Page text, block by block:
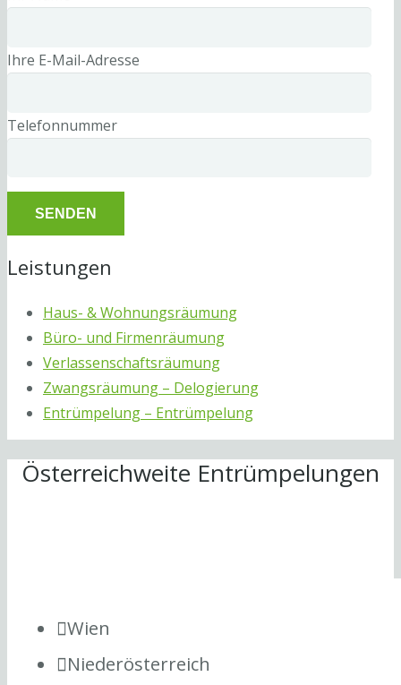
Ihre E-Mail-Adresse
Telefonnummer
Leistungen
Haus- & Wohnungsräumung
Büro- und Firmenräumung
Verlassenschaftsräumung
Zwangsräumung – Delogierung
Entrümpelung – Entrümpelung
Österreichweite Entrümpelungen
Wien
Niederösterreich